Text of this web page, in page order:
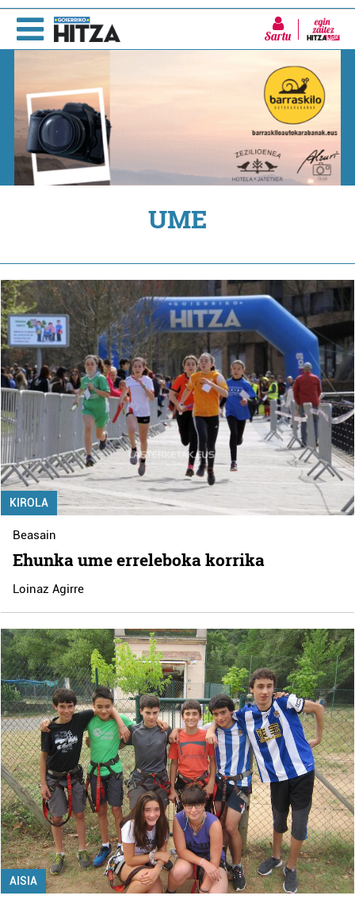
Sartu
UME
KIROLA
Beasain
Ehunka ume erreleboka korrika
Loinaz Agirre
AISIA